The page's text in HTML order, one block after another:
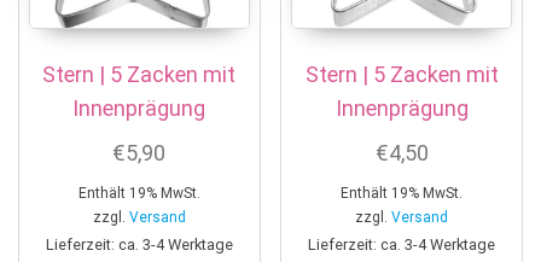
Stern | 5 Zacken mit
Innenprägung
€5,90
Enthält 19% MwSt.
zzgl. Versand
Lieferzeit: ca. 3-4 Werktage
Stern | 5 Zacken mit
Innenprägung
€4,50
Enthält 19% MwSt.
zzgl.Versand
Lieferzeit: ca. 3-4 Werktage